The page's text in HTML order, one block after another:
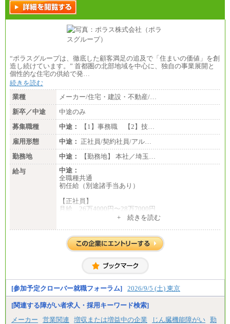
“ポラスグループは、徹底した顧客満足の追及で「住まいの価値」を創
造し続けています。” 首都圏の北部地域を中心に、独自の事業展開と
個性的な住宅の供給で発…
続きを読む
業種
メーカー/住宅・建設・不動産/…
新卒／中途
中途のみ
募集職種
中途：
【1】事務職 【2】技…
雇用形態
中途： 正社員/契約社員/アル…
勤務地
中途：
【勤務地】 本社／埼玉…
給与
中途：
全職種共通
初任給（別途諸手当あり）
【正社員】
月給 26万4000円〜28万7000円
月給 21万6300円〜27万1200円
【アルバイト・パート・時給制】
神奈川/1,390円～、静岡/1,240円～、滋賀/1,220円
～、
愛知/1,290円～
※正社員・契約社員登用制度あり
※上記給与をベースにスキル・経験に応じて、決定
します。
※試用期間中も給与に変更はございません
+ 続きを読む
[参加予定クローバー就職フォーラム] 2026/9/5 (土) 東京
[関連する障がい者求人・採用キーワード検索]
メーカー
営業関連 増収または増益中の企業 じん臓機能障がい 勤